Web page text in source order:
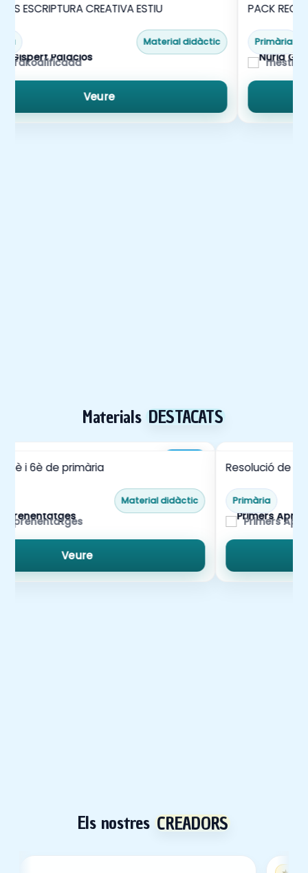
ESCRIPTURA CREATIVA ESTIU
Material didàctic
Veure
PACK
Primària
Materials DESTACATS
5è i 6è de primària
Material didàctic
Aprenentatges
Veure
Resolució de
Primària
Primers
Els nostres CREADORS